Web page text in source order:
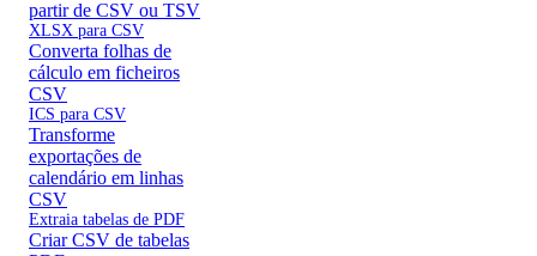
partir de CSV ou TSV
XLSX para CSV
Converta folhas de
cálculo em ficheiros
CSV
ICS para CSV
Transforme
exportações de
calendário em linhas
CSV
Extraia tabelas de PDF
Criar CSV de tabelas